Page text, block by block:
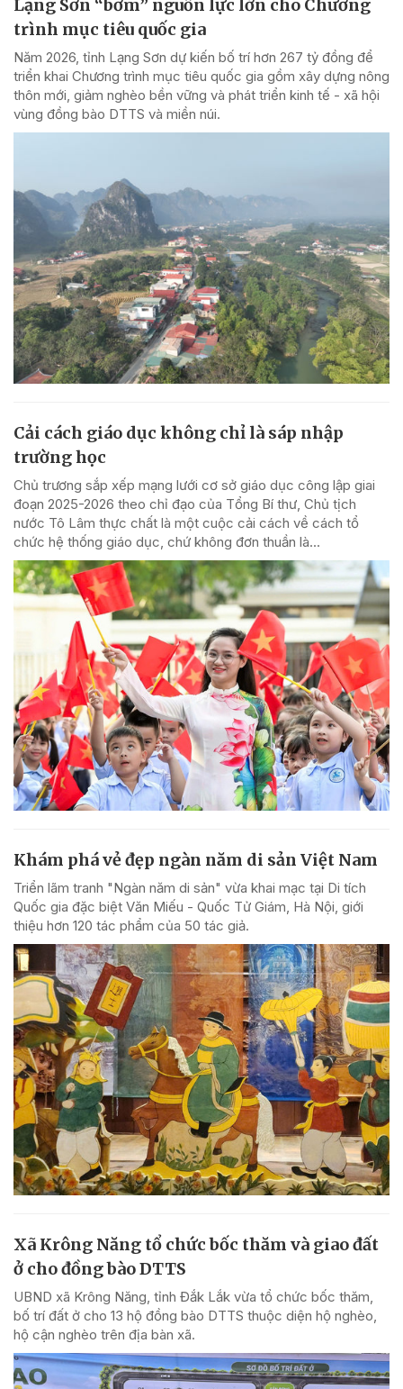
Lạng Sơn “bơm” nguồn lực lớn cho Chương
trình mục tiêu quốc gia
Năm 2026, tỉnh Lạng Sơn dự kiến bố trí hơn 267 tỷ đồng để
triển khai Chương trình mục tiêu quốc gia gồm xây dựng nông
thôn mới, giảm nghèo bền vững và phát triển kinh tế - xã hội
vùng đồng bào DTTS và miền núi.
Cải cách giáo dục không chỉ là sáp nhập
trường học
Chủ trương sắp xếp mạng lưới cơ sở giáo dục công lập giai
đoạn 2025-2026 theo chỉ đạo của Tổng Bí thư, Chủ tịch
nước Tô Lâm thực chất là một cuộc cải cách về cách tổ
chức hệ thống giáo dục, chứ không đơn thuần là...
Khám phá vẻ đẹp ngàn năm di sản Việt Nam
Triển lãm tranh "Ngàn năm di sản" vừa khai mạc tại Di tích
Quốc gia đặc biệt Văn Miếu - Quốc Tử Giám, Hà Nội, giới
thiệu hơn 120 tác phẩm của 50 tác giả.
Xã Krông Năng tổ chức bốc thăm và giao đất
ở cho đồng bào DTTS
UBND xã Krông Năng, tỉnh Đắk Lắk vừa tổ chức bốc thăm,
bố trí đất ở cho 13 hộ đồng bào DTTS thuộc diện hộ nghèo,
hộ cận nghèo trên địa bàn xã.